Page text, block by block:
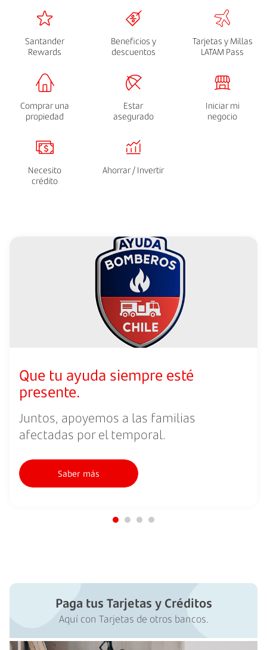
Santander
Rewards
Beneficios y
descuentos
Tarjetas y Millas
LATAM Pass
Comprar una
propiedad
Estar
asegurado
Iniciar mi
negocio
Necesito
crédito
Ahorrar / Invertir
Que tu ayuda siempre esté
presente.
Juntos, apoyemos a las familias
afectadas por el temporal.
Saber más
Paga tus Tarjetas y Créditos
Aquí con Tarjetas de otros bancos.